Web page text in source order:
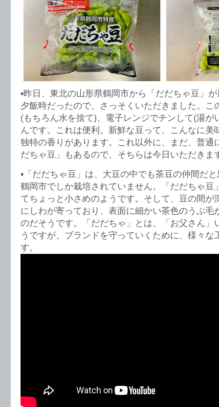
▪️昨日、東北の山形県鶴岡市から「だだちゃ豆」
夕飯時だったので、さっそくいただきました。こ
(もちろん水を捨て)、電子レンジでチンして(湯が
んです。これは便利。新鮮な豆って、こんなに美
独特の香りがあります。これ以外に、まだ、普通
だちゃ豆」もあるので、そちらは今日いただきま
▪️「だだちゃ豆」は、大豆の中でも茶豆の仲間だ
鶴岡市でしか栽培されていません。「だだちゃ豆
てちょっと小さめのようです。そして、豆の間が
にしわが寄っており、表面に細かい茶色のうぶ毛
のだそうです。「だだちゃ」とは、「お父さん」
うですが、ブランドを守っていくために、様々な
す。